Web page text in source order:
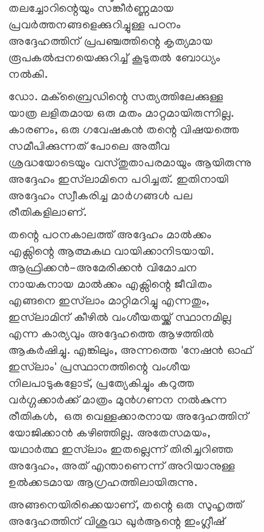
തലച്ചോറിന്റെയും സങ്കീർണ്ണമായ
പ്രവർത്തനങ്ങളെക്കുറിച്ചുള്ള പഠനം
അദ്ദേഹത്തിന് പ്രപഞ്ചത്തിന്റെ കൃത്യമായ
രൂപകൽപ്പനയെക്കുറിച്ച് കൂടുതൽ ബോധ്യം
നൽകി.
ഡോ. മക്ബ്രൈഡിന്റെ സത്യത്തിലേക്കുള്ള
യാത്ര ലളിതമായ ഒരു മതം മാറ്റമായിരുന്നില്ല.
കാരണം, ഒരു ഗവേഷകൻ തന്റെ വിഷയത്തെ
സമീപിക്കുന്നത് പോലെ അതീവ
ശ്രദ്ധയോടെയും വസ്തുതാപരമായും ആയിരുന്നു
അദ്ദേഹം ഇസ്‌ലാമിനെ പഠിച്ചത്. ഇതിനായി
അദ്ദേഹം സ്വീകരിച്ച മാർഗങ്ങൾ പല
രീതികളിലാണ്.
തന്റെ പഠനകാലത്ത് അദ്ദേഹം മാൽക്കം
എക്സിന്റെ ആത്മകഥ വായിക്കാനിടയായി.
ആഫ്രിക്കൻ-അമേരിക്കൻ വിമോചന
നായകനായ മാൽക്കം എക്സിന്റെ ജീവിതം
എങ്ങനെ ഇസ്‌ലാം മാറ്റിമറിച്ചു എന്നതും,
ഇസ്‌ലാമിന് കീഴിൽ വംശീയതയ്ക്ക് സ്ഥാനമില്ല
എന്ന കാര്യവും അദ്ദേഹത്തെ ആഴത്തിൽ
ആകർഷിച്ചു. എങ്കിലും, അന്നത്തെ 'നേഷൻ ഓഫ്
ഇസ്‌ലാം' പ്രസ്ഥാനത്തിന്റെ വംശീയ
നിലപാടുകളോട്, പ്രത്യേകിച്ചും കറുത്ത
വർഗ്ഗക്കാർക്ക് മാത്രം മുൻഗണന നൽകുന്ന
രീതികൾ, ഒരു വെള്ളക്കാരനായ അദ്ദേഹത്തിന്
യോജിക്കാൻ കഴിഞ്ഞില്ല. അതേസമയം,
യഥാർത്ഥ ഇസ്‌ലാം ഇതല്ലെന്ന് തിരിച്ചറിഞ്ഞ
അദ്ദേഹം, അത് എന്താണെന്ന് അറിയാനുള്ള
ഉല്‍ക്കടമായ ആഗ്രഹത്തിലായിരുന്നു.
അങ്ങനെയിരിക്കെയാണ്, തന്റെ ഒരു സുഹൃത്ത്
അദ്ദേഹത്തിന് വിശുദ്ധ ഖുർആന്റെ ഇംഗ്ലീഷ്